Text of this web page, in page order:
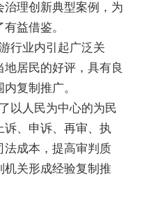
理创新典型案例，为
益借鉴。
行业内引起广泛关
居民的好评，具有良
复制推广。
以人民为中心的为民
诉、申诉、再审、执
法成本，提高审判质
关形成经验复制推